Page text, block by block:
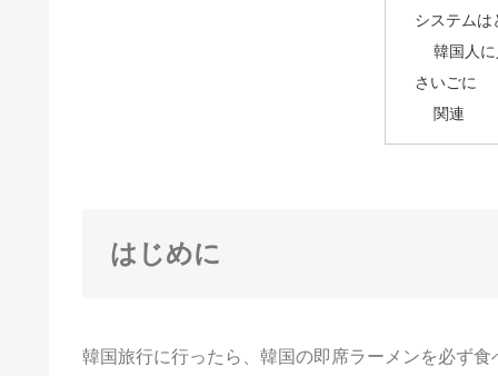
システムは
韓国人
さいごに
関連
はじめに
韓国旅行に行ったら、韓国の即席ラーメンを必ず